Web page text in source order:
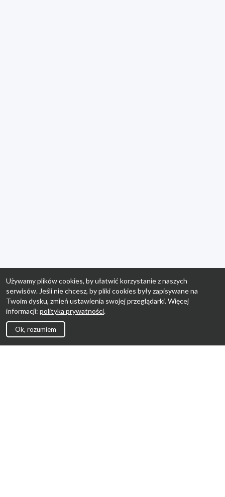
Używamy plików cookies, by ułatwić korzystanie z naszych
serwisów. Jeśli nie chcesz, by pliki cookies były zapisywane na
Twoim dysku, zmień ustawienia swojej przeglądarki. Więcej
informacji: polityka prywatności.
Ok, rozumiem